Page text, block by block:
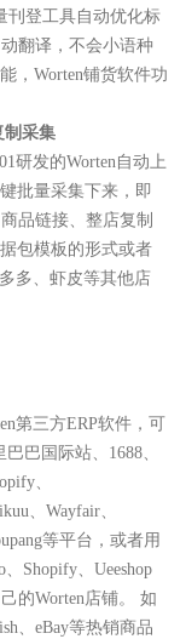
刊登工具自动优化标
翻译，不会小语种
，Worten铺货软件功
制采集
研发的Worten自动上
批量采集下来，即
品链接、整店复制
包模板的形式或者
多、虾皮等其他店
第三方ERP软件，可
巴国际站、1688、
、
、Wayfair、
等平台，或者用
、Shopify、Ueeshop
的Worten店铺。 如
、eBay等热销商品